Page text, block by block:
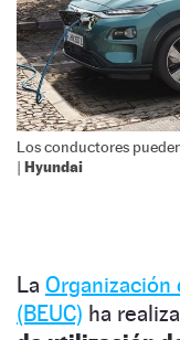
Los conductores
| Hyundai
La Organización
(BEUC) ha